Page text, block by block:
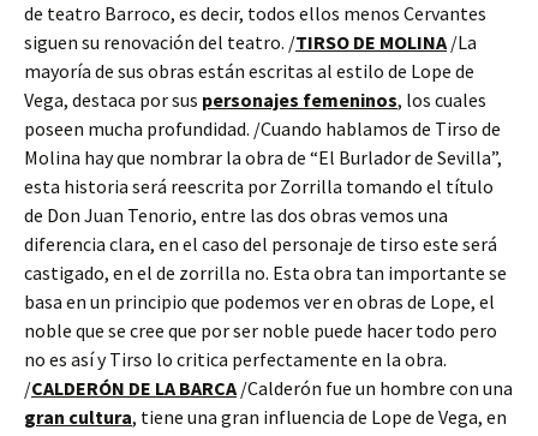
de teatro Barroco, es decir, todos ellos menos Cervantes
siguen su renovación del teatro. /TIRSO DE MOLINA/La
mayoría de sus obras están escritas al estilo de Lope de
Vega, destaca por sus personajes femeninos, los cuales
poseen mucha profundidad. /Cuando hablamos de Tirso de
Molina hay que nombrar la obra de “El Burlador de Sevilla”,
esta historia será reescrita por Zorrilla tomando el título
de Don Juan Tenorio, entre las dos obras vemos una
diferencia clara, en el caso del personaje de tirso este será
castigado, en el de zorrilla no. Esta obra tan importante se
basa en un principio que podemos ver en obras de Lope, el
noble que se cree que por ser noble puede hacer todo pero
no es así y Tirso lo critica perfectamente en la obra.
/CALDERÓN DE LA BARCA/Calderón fue un hombre con una
gran cultura, tiene una gran influencia de Lope de Vega, en